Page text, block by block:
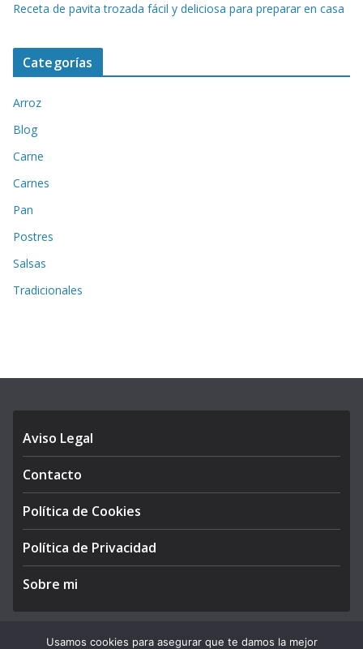
Receta de pavita trozada fácil y deliciosa para preparar en casa
Categorías
Arroz
Blog
Carne
Carnes
Pan
Postres
Salsas
Tradicionales
Aviso Legal
Contacto
Política de Cookies
Política de Privacidad
Sobre mi
Usamos cookies para asegurar que te damos la mejor